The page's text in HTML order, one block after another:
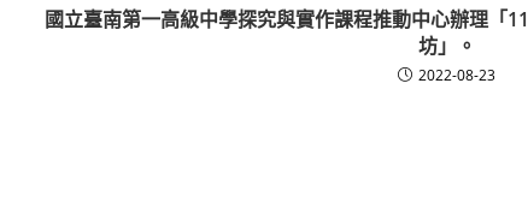
國立臺南第一高級中學探究與實作課程推動中心辦理「
坊」。
2022-08-23